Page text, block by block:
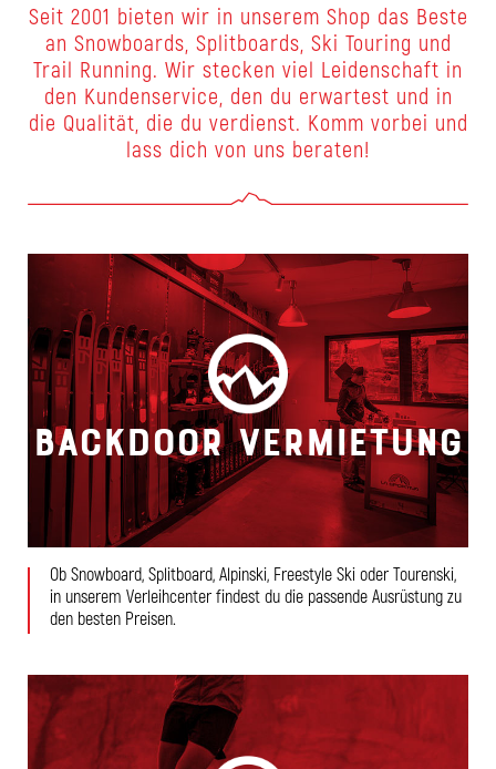
Seit 2001 bieten wir in unserem Shop das Beste
an Snowboards, Splitboards, Ski Touring und
Trail Running. Wir stecken viel Leidenschaft in
den Kundenservice, den du erwartest und in
die Qualität, die du verdienst. Komm vorbei und
lass dich von uns beraten!
Backdoor Vermietung
Ob Snowboard, Splitboard, Alpinski, Freestyle Ski oder Tourenski,
in unserem Verleihcenter findest du die passende Ausrüstung zu
den besten Preisen.